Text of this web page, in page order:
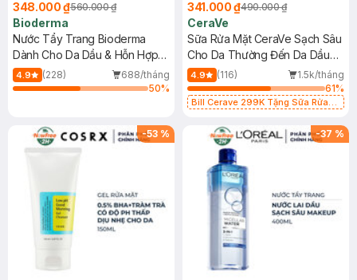
348.000 ₫560.000 ₫
Bioderma
Nước Tẩy Trang Bioderma
Dành Cho Da Dầu & Hỗn Hợp
500ml
4.9 (228)
688/tháng
50%
341.000 ₫490.000 ₫
CeraVe
Sữa Rửa Mặt CeraVe Sạch Sâu
Cho Da Thường Đến Da Dầu
473ml
4.9 (116)
1.5k/tháng
61%
Bill Cerave 299K Tặng Sữa Rửa
-53 % -37 %